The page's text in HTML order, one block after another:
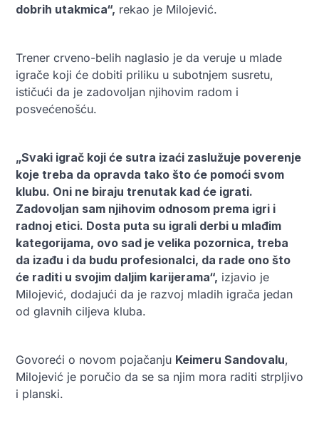
dobrih utakmica“, rekao je Milojević.
Trener crveno-belih naglasio je da veruje u mlade
igrače koji će dobiti priliku u subotnjem susretu,
ističući da je zadovoljan njihovim radom i
posvećenošću.
„Svaki igrač koji će sutra izaći zaslužuje poverenje
koje treba da opravda tako što će pomoći svom
klubu. Oni ne biraju trenutak kad će igrati.
Zadovoljan sam njihovim odnosom prema igri i
radnoj etici. Dosta puta su igrali derbi u mlađim
kategorijama, ovo sad je velika pozornica, treba
da izađu i da budu profesionalci, da rade ono što
će raditi u svojim daljim karijerama“, izjavio je
Milojević, dodajući da je razvoj mladih igrača jedan
od glavnih ciljeva kluba.
Govoreći o novom pojačanju Keimeru Sandovalu,
Milojević je poručio da se sa njim mora raditi strpljivo
i planski.